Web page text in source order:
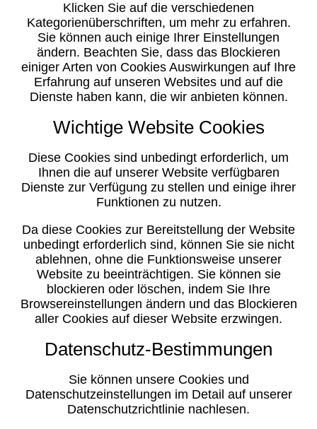
Klicken Sie auf die verschiedenen
Kategorienüberschriften, um mehr zu erfahren.
Sie können auch einige Ihrer Einstellungen
ändern. Beachten Sie, dass das Blockieren
einiger Arten von Cookies Auswirkungen auf Ihre
Erfahrung auf unseren Websites und auf die
Dienste haben kann, die wir anbieten können.
Wichtige Website Cookies
Diese Cookies sind unbedingt erforderlich, um
Ihnen die auf unserer Website verfügbaren
Dienste zur Verfügung zu stellen und einige ihrer
Funktionen zu nutzen.
Da diese Cookies zur Bereitstellung der Website
unbedingt erforderlich sind, können Sie sie nicht
ablehnen, ohne die Funktionsweise unserer
Website zu beeinträchtigen. Sie können sie
blockieren oder löschen, indem Sie Ihre
Browsereinstellungen ändern und das Blockieren
aller Cookies auf dieser Website erzwingen.
Datenschutz-Bestimmungen
Sie können unsere Cookies und
Datenschutzeinstellungen im Detail auf unserer
Datenschutzrichtlinie nachlesen.